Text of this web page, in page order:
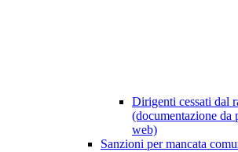
Dirigenti cessati dal
(documentazione da
web)
Sanzioni per mancata